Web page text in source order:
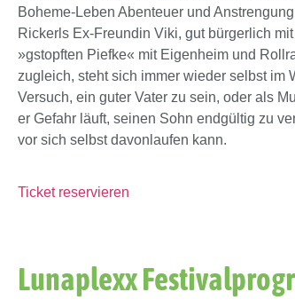
Boheme-Leben Abenteuer und
Rickerls Ex-Freundin Viki, gut bürgerlich
»gstopften Piefke« mit Eigenheim und
zugleich, steht sich immer wieder selbst im
Versuch, ein guter Vater zu sein, oder als
er Gefahr läuft, seinen Sohn endgültig zu
vor sich selbst davonlaufen kann.
Ticket reservieren
Lunaplexx